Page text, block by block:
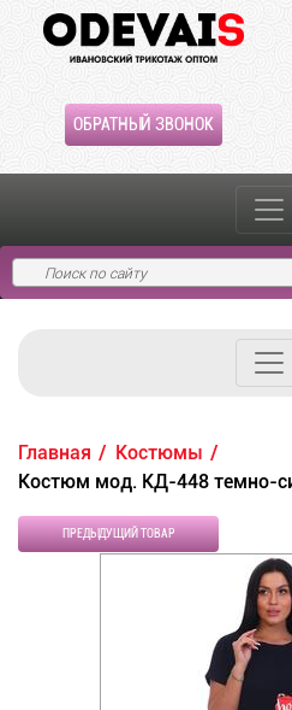
ОБРАТНЫЙ ЗВОНОК
Главная
Костюмы
Костюм мод. КД-448 темно-
ПРЕДЫДУЩИЙ ТОВАР